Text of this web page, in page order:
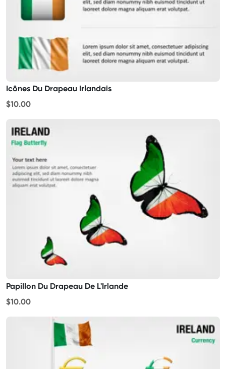
Icônes Du Drapeau Irlandais
$10.00
Papillon Du Drapeau De L'Irlande
$10.00